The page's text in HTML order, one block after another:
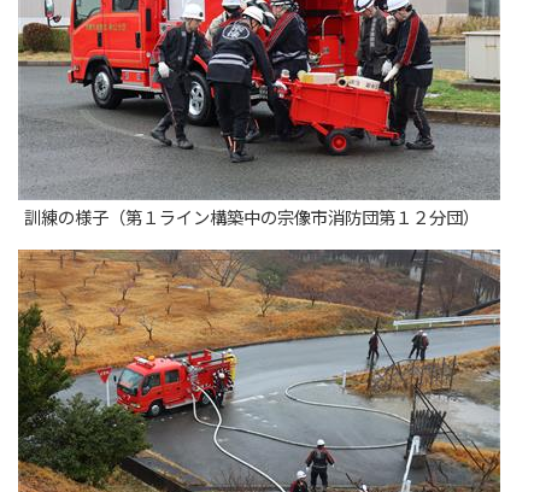
訓練の様子（第１ライン構築中の宗像市消防団第１２分団）